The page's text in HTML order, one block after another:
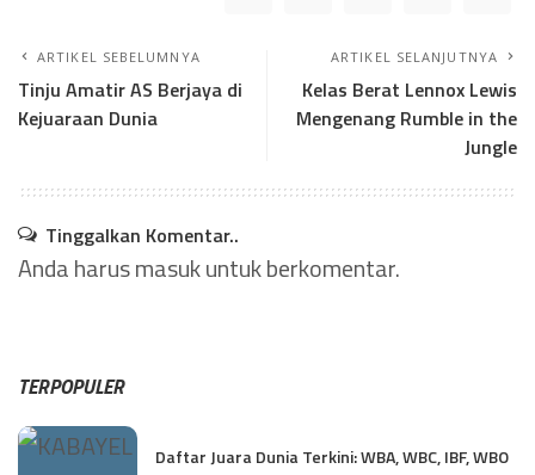
ARTIKEL SEBELUMNYA
Tinju Amatir AS Berjaya di
Kejuaraan Dunia
ARTIKEL SELANJUTNYA
Kelas Berat Lennox Lewis
Mengenang Rumble in the
Jungle
Tinggalkan Komentar..
Anda harusmasukuntuk berkomentar.
TERPOPULER
Daftar Juara Dunia Terkini: WBA, WBC, IBF, WBO